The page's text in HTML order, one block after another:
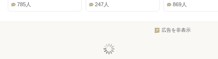
785人
247人
869人
広告を非表示